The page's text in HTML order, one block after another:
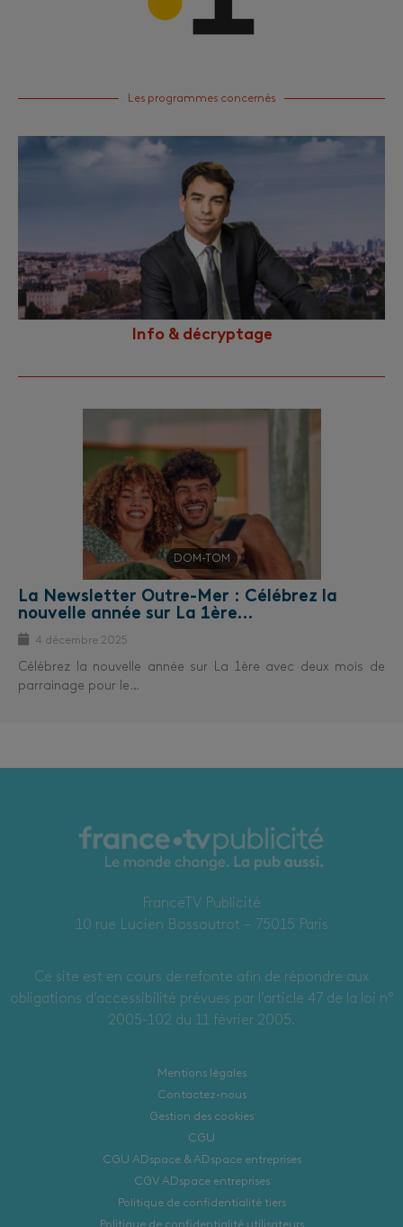
Les programmes concernés
Info & décryptage
DOM-TOM
La Newsletter Outre-Mer : Célébrez la
nouvelle année sur La 1ère…
4 décembre 2025
Célébrez la nouvelle année sur La 1ère avec deux mois de
parrainage pour le…
FranceTV Publicité
10 rue Lucien Bossoutrot – 75015 Paris
Ce site est en cours de refonte afin de répondre aux
obligations d’accessibilité prévues par l’article 47 de la loi n°
2005-102 du 11 février 2005.
Mentions légales
Contactez-nous
Gestion des cookies
CGU
CGU ADspace & ADspace entreprises
CGV ADspace entreprises
Politique de confidentialité tiers